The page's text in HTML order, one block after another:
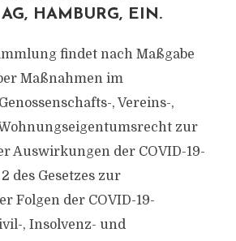
HAMBURG, EIN.
findet nach Maßgabe
Maßnahmen im
, Vereins-,
zur
Auswirkungen der COVID-19-
des Gesetzes zur
Folgen der COVID-19-
, Insolvenz- und